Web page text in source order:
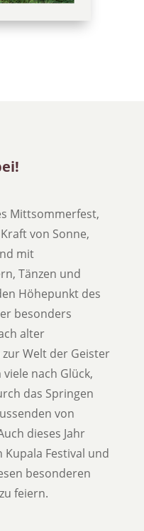
Mittsommerfest,
von Sonne,
mit
Tänzen und
Höhepunkt des
besonders
alter
Welt der Geister
nach Glück,
das Springen
von
dieses Jahr
Festival und
besonderen
feiern.